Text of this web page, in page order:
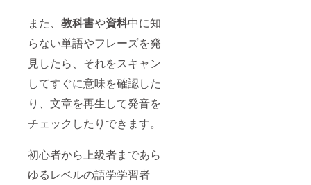
また、 教科書や資料中に知
らない単語やフレーズを発
見したら、それをスキャン
してすぐに意味を確認した
り、文章を再生して発音を
チェックしたりできます。
初心者から上級者まであら
ゆるレベルの語学学習者